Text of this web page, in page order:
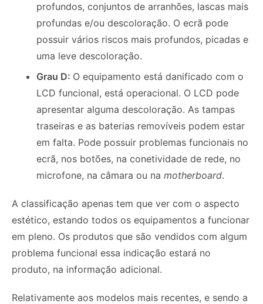
profundos, conjuntos de arranhões, lascas mais
profundas e/ou descoloração. O ecrã pode
possuir vários riscos mais profundos, picadas e
uma leve descoloração.
Grau D: O equipamento está danificado com o
LCD funcional, está operacional. O LCD pode
apresentar alguma descoloração. As tampas
traseiras e as baterias removíveis podem estar
em falta. Pode possuir problemas funcionais no
ecrã, nos botões, na conetividade de rede, no
microfone, na câmara ou na motherboard.
A classificação apenas tem que ver com o aspecto
estético, estando todos os equipamentos a funcionar
em pleno. Os produtos que são vendidos com algum
problema funcional essa indicação estará no
produto, na informação adicional.
Relativamente aos modelos mais recentes, e sendo a